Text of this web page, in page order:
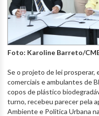
Foto: Karoline Barreto/
Se o projeto de lei
comerciais e ambulantes de
copos de plástico
turno, recebeu parecer pela
Ambiente e Política Urbana